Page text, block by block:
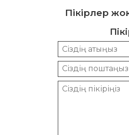
Пікірлер